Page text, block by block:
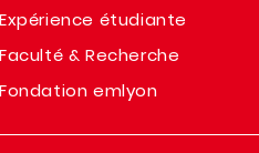
Expérience étudiante
Faculté & Recherche
Fondation emlyon